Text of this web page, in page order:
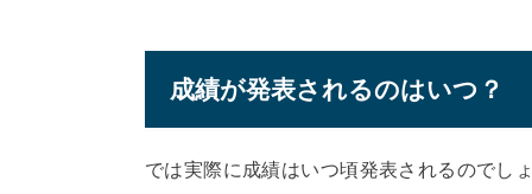
成績が発表されるのはいつ？
では実際に成績はいつ頃発表されるのでし